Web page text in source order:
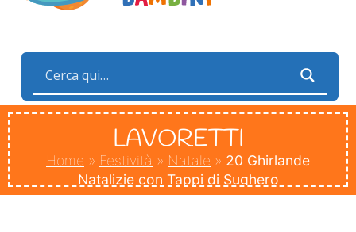
LAVORETTI
Home » Festività » Natale » 20 Ghirlande
Natalizie con Tappi di Sughero